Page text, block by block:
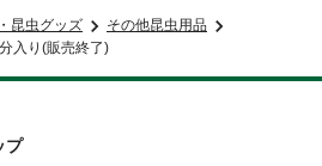
昆虫グッズ
その他昆虫用品
入り(販売終了)
プ